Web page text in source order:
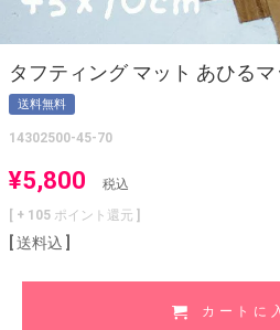
タフティング マット あひる
送料無料
14302500-45-70
¥5,800
税込
[ + 105 ポイント還元 ]
送料込
カートに